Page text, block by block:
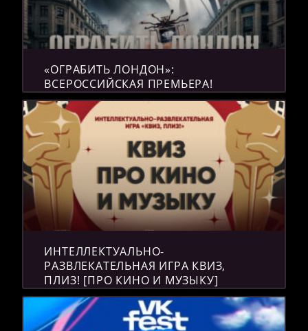
«ОГРАБИТЬ ЛОНДОН»:
ВСЕРОССИЙСКАЯ ПРЕМЬЕРА!
ИНТЕЛЛЕКТУАЛЬНО-
РАЗВЛЕКАТЕЛЬНАЯ ИГРА КВИЗ,
ПЛИЗ! [ПРО КИНО И МУЗЫКУ]